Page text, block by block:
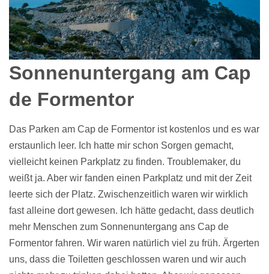
Sonnenuntergang am Cap
de Formentor
Das Parken am Cap de Formentor ist kostenlos und es war
erstaunlich leer. Ich hatte mir schon Sorgen gemacht,
vielleicht keinen Parkplatz zu finden. Troublemaker, du
weißt ja. Aber wir fanden einen Parkplatz und mit der Zeit
leerte sich der Platz. Zwischenzeitlich waren wir wirklich
fast alleine dort gewesen. Ich hätte gedacht, dass deutlich
mehr Menschen zum Sonnenuntergang ans Cap de
Formentor fahren. Wir waren natürlich viel zu früh. Ärgerten
uns, dass die Toiletten geschlossen waren und wir auch